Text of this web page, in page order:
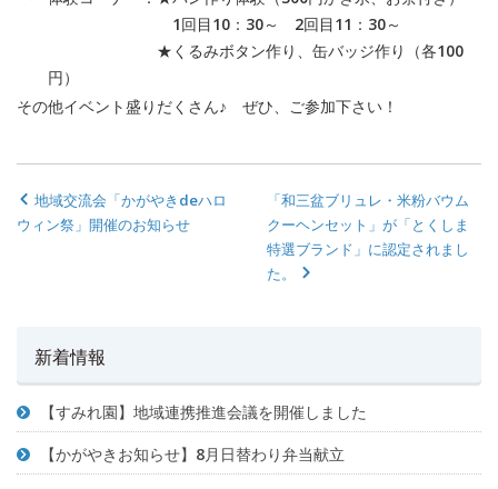
1回目10：30～ 2回目11：30～
★くるみボタン作り、缶バッジ作り（各100
円）
その他イベント盛りだくさん♪ ぜひ、ご参加下さい！
地域交流会「かがやきdeハロ
ウィン祭」開催のお知らせ
「和三盆ブリュレ・米粉バウム
クーヘンセット」が「とくしま
特選ブランド」に認定されまし
た。
新着情報
【すみれ園】地域連携推進会議を開催しました
【かがやきお知らせ】8月日替わり弁当献立